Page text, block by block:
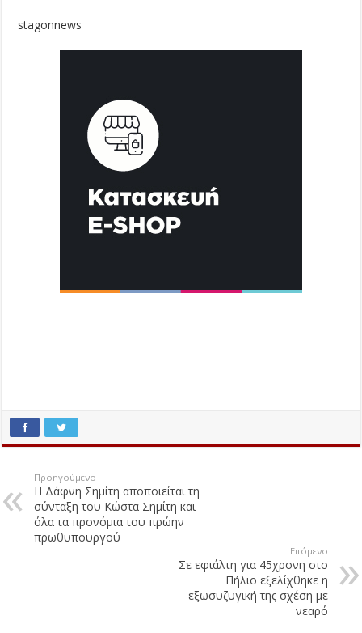
stagonnews
Προηγούμενο
Η Δάφνη Σημίτη αποποιείται τη
σύνταξη του Κώστα Σημίτη και
όλα τα προνόμια του πρώην
πρωθυπουργού
Επόμενο
Σε εφιάλτη για 45χρονη στο
Πήλιο εξελίχθηκε η
εξωσυζυγική της σχέση με
νεαρό